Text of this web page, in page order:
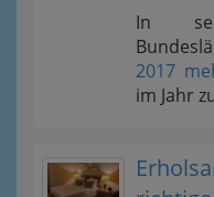
In
2017
im Jahr